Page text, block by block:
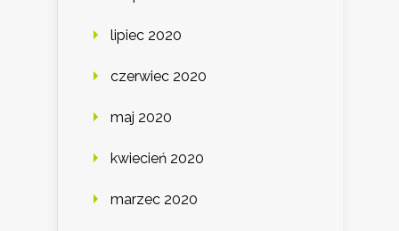
lipiec 2020
czerwiec 2020
maj 2020
kwiecień 2020
marzec 2020